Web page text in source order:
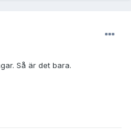
Så är det bara.